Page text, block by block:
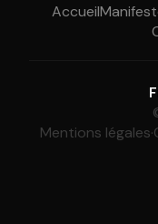
Accueil
Mentions légales·